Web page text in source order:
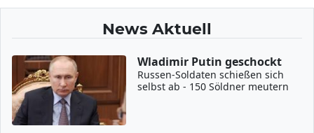
News Aktuell
Wladimir Putin geschockt
Russen-Soldaten schießen sich
selbst ab - 150 Söldner meutern